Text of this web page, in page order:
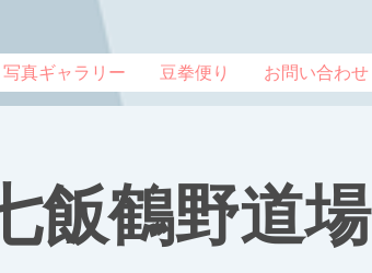
写真ギャラリー 豆拳便り お問い合わせ
飯鶴野道場